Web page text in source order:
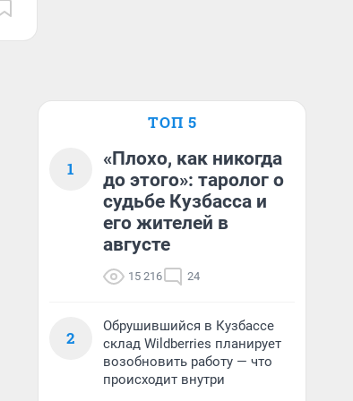
ТОП 5
1
«Плохо, как никогда
до этого»: таролог о
судьбе Кузбасса и
его жителей в
августе
15 216 24
2
Обрушившийся в Кузбассе
склад Wildberries планирует
возобновить работу — что
происходит внутри